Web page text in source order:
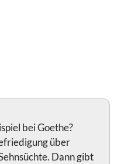
bei Goethe?
über
Dann gibt